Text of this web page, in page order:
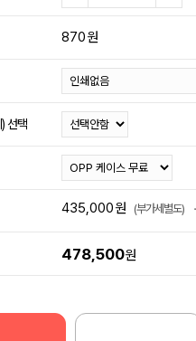
870원
선택
435,000원 (부가세별도)
478,500원